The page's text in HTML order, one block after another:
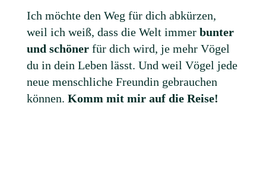
Ich möchte den Weg für dich abkürzen,
weil ich weiß, dass die Welt immer bunter
und schöner für dich wird, je mehr Vögel
du in dein Leben lässt. Und weil Vögel jede
neue menschliche Freundin gebrauchen
können. Komm mit mir auf die Reise!